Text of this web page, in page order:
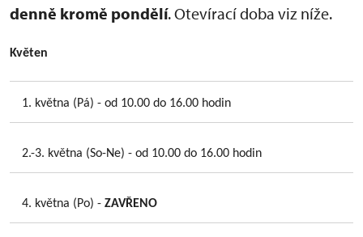
denně kromě pondělí. Otevírací doba viz níže.
Květen
1. května (Pá) - od 10.00 do 16.00 hodin
2.-3. května (So-Ne) - od 10.00 do 16.00 hodin
4. května (Po) - ZAVŘENO